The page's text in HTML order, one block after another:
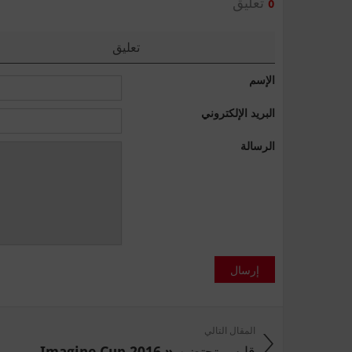
0
تعليق
الإسم
البريد الإلكتروني
الرسالة
إرسال
المقال التالي